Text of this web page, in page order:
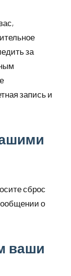
за
запись и
сброс
о
ваши